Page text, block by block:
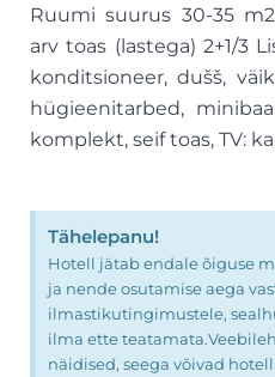
Ruumi suurus 30-35
arv toas (lastega) 2+1/3
konditsioneer, dušš,
hügieenitarbed,
komplekt, seif toas, TV:
Tähelepanu!
Hotell jätab endale õiguse
ja nende osutamise aega
ilmastikutingimustele,
ilma ette
näidised, seega võivad